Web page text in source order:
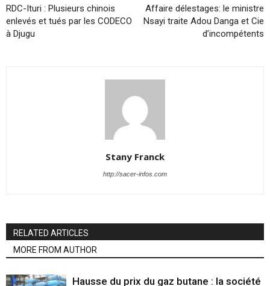
RDC-Ituri : Plusieurs chinois
enlevés et tués par les CODECO
à Djugu
Affaire délestages: le ministre
Nsayi traite Adou Danga et Cie
d’incompétents
Stany Franck
http://sacer-infos.com
RELATED ARTICLES
MORE FROM AUTHOR
Hausse du prix du gaz butane : la société